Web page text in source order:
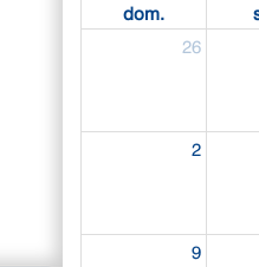
dom.
26
2
9